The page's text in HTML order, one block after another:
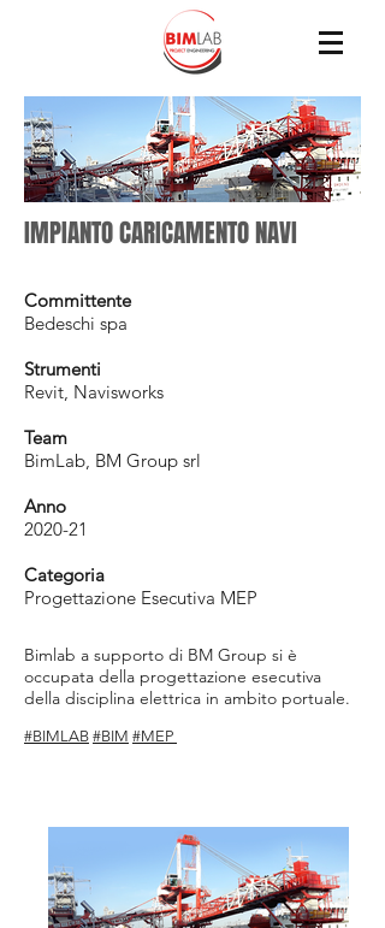
IMPIANTO CARICAMENTO NAVI
Committente
Bedeschi spa
Strumenti
Revit, Navisworks
Team
BimLab, BM Group srl
Anno
2020-21
Categoria
Progettazione Esecutiva MEP
Bimlab a supporto di BM Group si è
occupata della progettazione esecutiva
della disciplina elettrica in ambito portuale.
#BIMLAB #BIM #MEP